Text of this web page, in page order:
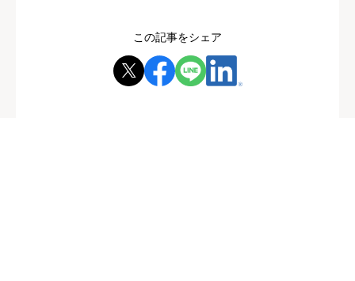
この記事をシェア